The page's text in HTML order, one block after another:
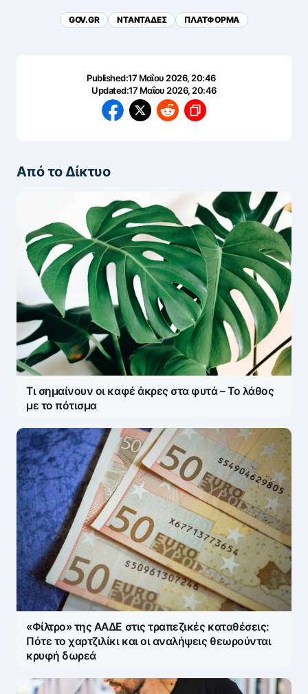
GOV.GR ΝΤΑΝΤΑΔΕΣ ΠΛΑΤΦΟΡΜΑ
Published:17 Μαΐου 2026, 20:46
Updated:17 Μαΐου 2026, 20:46
Από το Δίκτυο
Τι σημαίνουν οι καφέ άκρες στα φυτά – Το λάθος
με το πότισμα
«Φίλτρο» της ΑΑΔΕ στις τραπεζικές καταθέσεις:
Πότε το χαρτζιλίκι και οι αναλήψεις θεωρούνται
κρυφή δωρεά